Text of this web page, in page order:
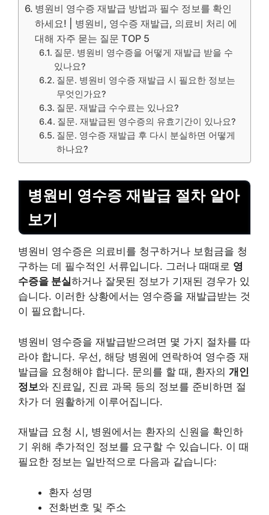
병원비 영수증 재발급 방법과 필수 정보를 확인
하세요! | 병원비, 영수증 재발급, 의료비 처리 에
대해 자주 묻는 질문 TOP 5
질문. 병원비 영수증을 어떻게 재발급 받을 수
있나요?
질문. 병원비 영수증 재발급 시 필요한 정보는
무엇인가요?
질문. 재발급 수수료는 있나요?
질문. 재발급된 영수증의 유효기간이 있나요?
질문. 영수증 재발급 후 다시 분실하면 어떻게
하나요?
병원비 영수증 재발급 절차 알아
보기
병원비 영수증은 의료비를 청구하거나 보험금을 청
구하는 데 필수적인 서류입니다. 그러나 때때로 영
수증을 분실하거나 잘못된 정보가 기재된 경우가 있
습니다. 이러한 상황에서는 영수증을 재발급받는 것
이 필요합니다.
병원비 영수증을 재발급받으려면 몇 가지 절차를 따
라야 합니다. 우선, 해당 병원에 연락하여 영수증 재
발급을 요청해야 합니다. 문의를 할 때, 환자의 개인
정보와 진료일, 진료 과목 등의 정보를 준비하면 절
차가 더 원활하게 이루어집니다.
재발급 요청 시, 병원에서는 환자의 신원을 확인하
기 위해 추가적인 정보를 요구할 수 있습니다. 이 때
필요한 정보는 일반적으로 다음과 같습니다:
환자 성명
전화번호 및 주소